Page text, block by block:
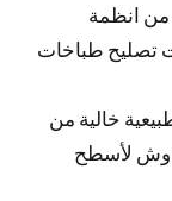
من انظمة
تصليح طباخات
خالية من
لأسطح